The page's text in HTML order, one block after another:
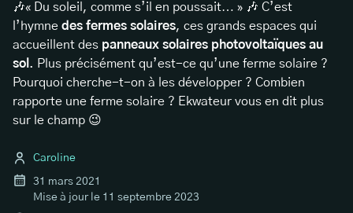
🎶« Du soleil, comme s’il en poussait… » 🎶 C’est
l’hymne des fermes solaires, ces grands espaces qui
accueillent des panneaux solaires photovoltaïques au
sol . Plus précisément qu’est-ce qu’une ferme solaire ?
Pourquoi cherche-t-on à les développer ? Combien
rapporte une ferme solaire ? Ekwateur vous en dit plus
sur le champ 😉
Caroline
31 mars 2021
Mise à jour le 11 septembre 2023